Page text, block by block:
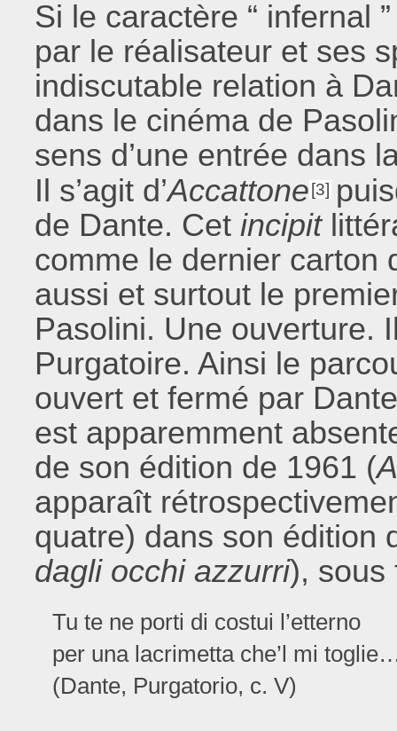
Si le caractère “ infernal
par le réalisateur et ses
indiscutable relation à
dans le cinéma de
sens d’une entrée dans
Il s’agit d’Accattone[3]
de Dante. Cet incipit
comme le dernier carton
aussi et surtout le
Pasolini. Une ouverture.
Purgatoire. Ainsi le
ouvert et fermé par
est apparemment
de son édition de 1961 (
apparaît
quatre) dans son édition
dagli occhi azzurri), sous
Tu te ne porti di costui l’etterno
per una lacrimetta che’l mi
(Dante, Purgatorio, c. V)